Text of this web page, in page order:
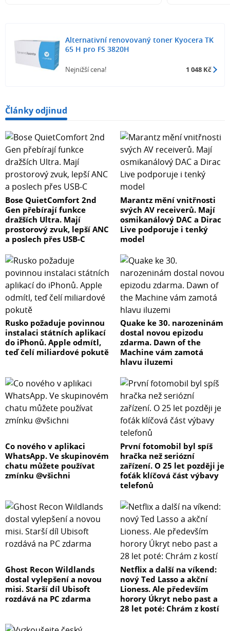
Alternativní renovovaný toner Kyocera TK
65 H pro FS 3820H
Nejnižší cena! 1 048 Kč
Články odjinud
Bose QuietComfort 2nd
Gen přebírají funkce
dražších Ultra. Mají
prostorový zvuk, lepší ANC
a poslech přes USB-C
Marantz mění vnitřnosti
svých AV receiverů. Mají
osmikanálový DAC a Dirac
Live podporuje i tenký
model
Rusko požaduje povinnou
instalaci státních aplikací
do iPhonů. Apple odmítl,
teď čelí miliardové pokutě
Quake ke 30. narozeninám
dostal novou epizodu
zdarma. Dawn of the
Machine vám zamotá
hlavu iluzemi
Co nového v aplikaci
WhatsApp. Ve skupinovém
chatu můžete používat
zmínku @všichni
První fotomobil byl spíš
hračka než seriózní
zařízení. O 25 let později je
foťák klíčová část výbavy
telefonů
Ghost Recon Wildlands
dostal vylepšení a novou
misi. Starší díl Ubisoft
rozdává na PC zdarma
Netflix a další na víkend:
nový Ted Lasso a akční
Lioness. Ale především
horory Úkryt nebo past a
28 let poté: Chrám z kostí